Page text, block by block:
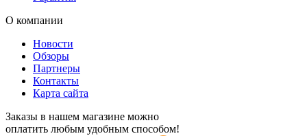
О компании
Новости
Обзоры
Партнеры
Контакты
Карта сайта
Заказы в нашем магазине можно
оплатить любым удобным способом!